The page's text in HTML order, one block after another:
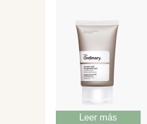
Leer más